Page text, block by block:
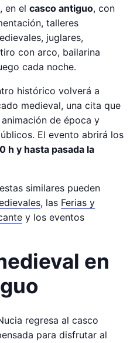
, en el casco antiguo, con
talleres
juglares,
con arco, bailarina
cada noche.
histórico volverá a
medieval, una cita que
de época y
El evento abrirá los
h y hasta pasada la
similares pueden
, las Ferias y
y los eventos
en
regresa al casco
para disfrutar al